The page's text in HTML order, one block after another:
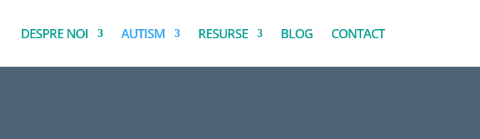
DESPRE NOI AUTISM RESURSE BLOG CONTACT